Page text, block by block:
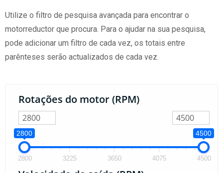
Utilize o filtro de pesquisa avançada para encontrar o
motorreductor que procura. Para o ajudar na sua pesquisa,
pode adicionar um filtro de cada vez, os totais entre
parênteses serão actualizados de cada vez.
Rotações do motor (RPM)
2800 4500
2800 3225 3650 4075 4500